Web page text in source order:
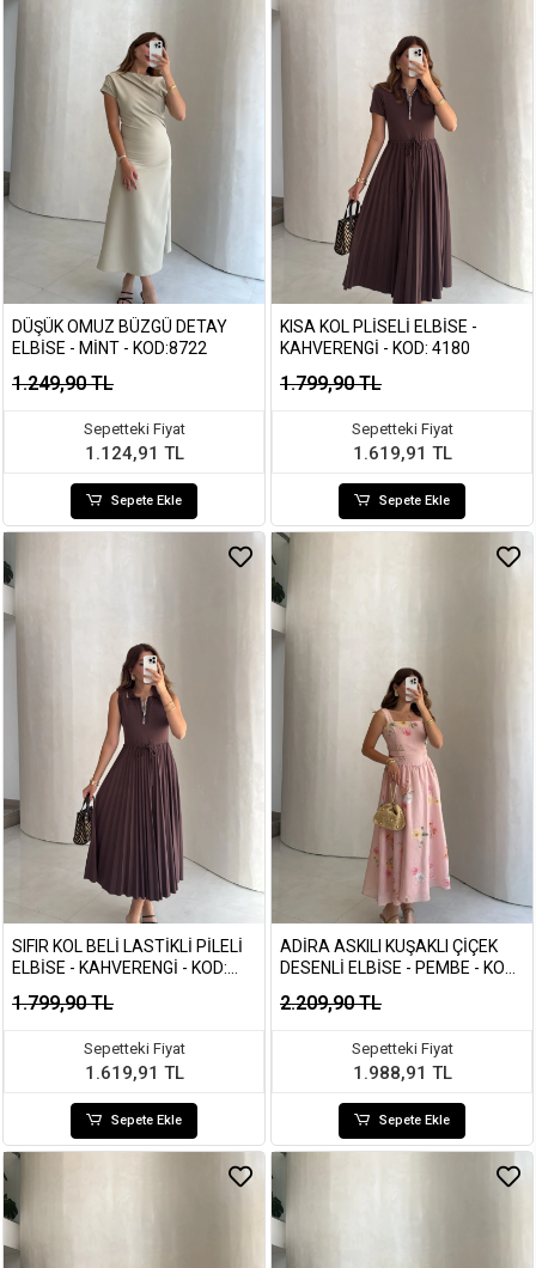
DÜŞÜK OMUZ BÜZGÜ DETAY
ELBISE - MINT - KOD:8722
1.249,90 TL
Sepetteki Fiyat
1.124,91 TL
Sepete Ekle
KISA KOL PLISELI ELBISE -
KAHVERENGI - KOD: 4180
1.799,90 TL
Sepetteki Fiyat
1.619,91 TL
Sepete Ekle
SIFIR KOL BELI LASTIKLI PILELI
ELBISE - KAHVERENGI - KOD:
1.799,90 TL
Sepetteki Fiyat
1.619,91 TL
Sepete Ekle
ADIRA ASKILI KUŞAKLI ÇIÇEK
DESENLI ELBISE - PEMBE - KOD:
2.209,90 TL
Sepetteki Fiyat
1.988,91 TL
Sepete Ekle